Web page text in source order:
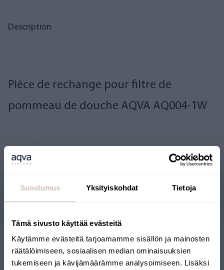
Suostumus Yksityiskohdat Tietoja
Tämä sivusto käyttää evästeitä
Käytämme evästeitä tarjoamamme sisällön ja mainosten
räätälöimiseen, sosiaalisen median ominaisuuksien
tukemiseen ja kävijämäärämme analysoimiseen. Lisäksi
Description
Pièce de rechange pour filtre de
pommeau de douche AQVA AQ004-1W
messages.reviews